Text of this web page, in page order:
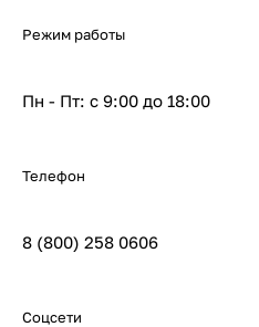
Режим работы
Пн - Пт: с 9:00 до 18:00
Телефон
8 (800) 258 0606
Соцсети